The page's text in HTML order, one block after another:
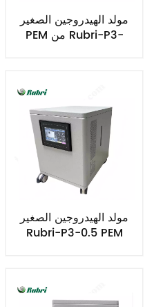
مولد الهيدروجين الصغير
PEM من Rubri-P3-
مولد الهيدروجين الصغير
Rubri-P3-0.5 PEM